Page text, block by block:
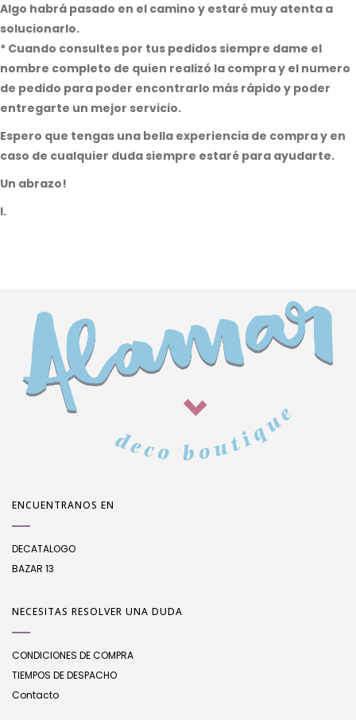
Algo habrá pasado en el camino y estaré muy atenta a
solucionarlo.
* Cuando consultes por tus pedidos siempre dame el
nombre completo de quien realizó la compra y el numero
de pedido para poder encontrarlo más rápido y poder
entregarte un mejor servicio.
Espero que tengas una bella experiencia de compra y en
caso de cualquier duda siempre estaré para ayudarte.
Un abrazo!
I.
ENCUENTRANOS EN
DECATALOGO
BAZAR 13
NECESITAS RESOLVER UNA DUDA
CONDICIONES DE COMPRA
TIEMPOS DE DESPACHO
Contacto